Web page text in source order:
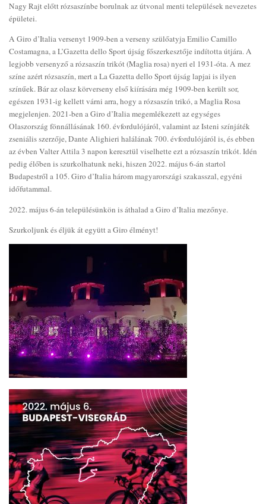
Nagy Rajt előtt rózsaszínbe borulnak az útvonal menti települések nevezetes
épületei.
A Giro d’Italia versenyt 1909-ben a verseny szülőatyja Emilio Camillo
Costamagna, a L’Gazetta dello Sport újság főszerkesztője indította útjára. A
legjobb versenyző a rózsaszín trikót (Maglia rosa) nyeri el 1931-óta. A mez
színe azért rózsaszín, mert a La Gazetta dello Sport újság lapjai is ilyen
színűek. Bár az olasz körverseny első kiírására még 1909-ben került sor,
egészen 1931-ig kellett várni arra, hogy a rózsaszín trikó, a Maglia Rosa
megjelenjen. 2021-ben a Giro d’Italia megemlékezett az egységes
Olaszország fönnállásának 160. évfordulójáról, valamint az Isteni színjáték
zseniális szerzője, Dante Alighieri halálának 700. évfordulójáról is, és ebben
az évben Valter Attila 3 napon keresztül viselhette ezt a rózsaszín trikót. Idén
pedig élőben is szurkolhatunk neki, hiszen 2022. május 6-án startol
Budapestről a 105. Giro d’Italia három magyarországi szakasszal, egyéni
időfutammal.
2022. május 6-án településünkön is áthalad a Giro d’Italia mezőnye.
Szurkoljunk és éljük át együtt a Giro élményt!